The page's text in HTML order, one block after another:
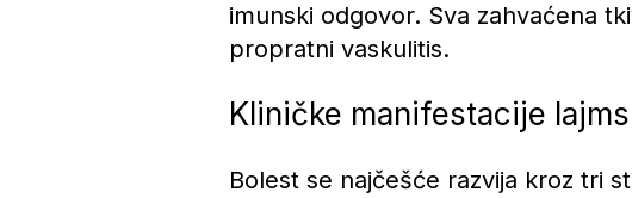
imunski odgovor. Sva zahvaćena
propratni vaskulitis.
Kliničke manifestacije
Bolest se najčešće razvija kroz tri